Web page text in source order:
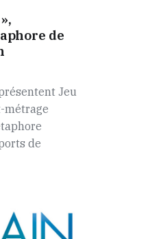
de
Jeu
métrage
de